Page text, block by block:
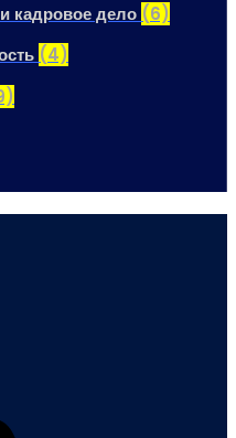
кадровое дело (6)
(4)